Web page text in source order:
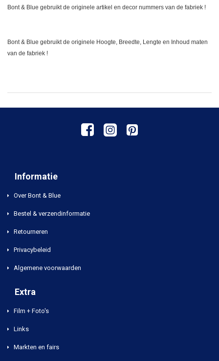
Bont & Blue gebruikt de originele artikel en decor nummers van de fabriek !
Bont & Blue gebruikt de originele Hoogte, Breedte, Lengte en Inhoud maten
van de fabriek !
Informatie
Over Bont & Blue
Bestel & verzendinformatie
Retourneren
Privacybeleid
Algemene voorwaarden
Extra
Film + Foto's
Links
Markten en fairs